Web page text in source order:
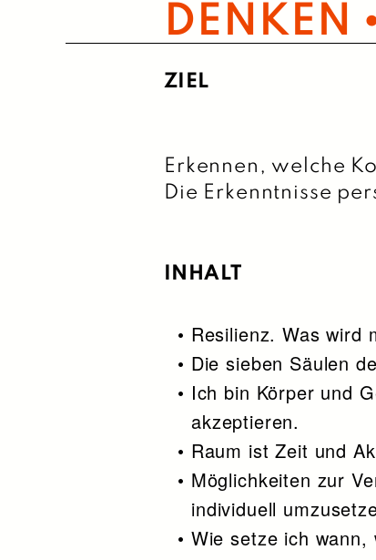
DENKEN
ZIEL
Erkennen, welche
Die Erkenntnisse
INHALT
Resilienz. Was wird
Die sieben Säulen
Ich bin Körper und
akzeptieren.
Raum ist Zeit und
Möglichkeiten zur
individuell
Wie setze ich wann,